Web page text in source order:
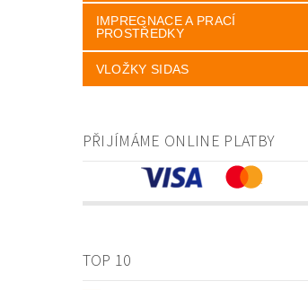
IMPREGNACE A PRACÍ
PROSTŘEDKY
VLOŽKY SIDAS
PŘIJÍMÁME ONLINE PLATBY
TOP 10